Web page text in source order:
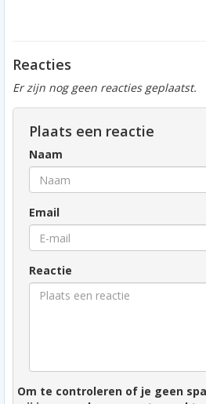
Reacties
Er zijn nog geen reacties geplaatst.
Plaats een reactie
Naam
Email
Reactie
Om te controleren of je geen